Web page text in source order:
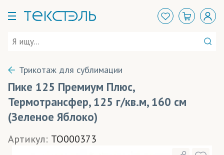
Трикотаж для сублимации
Пике 125 Премиум Плюс,
Термотрансфер, 125 г/кв.м, 160 см
(Зеленое Яблоко)
Артикул: TO000373